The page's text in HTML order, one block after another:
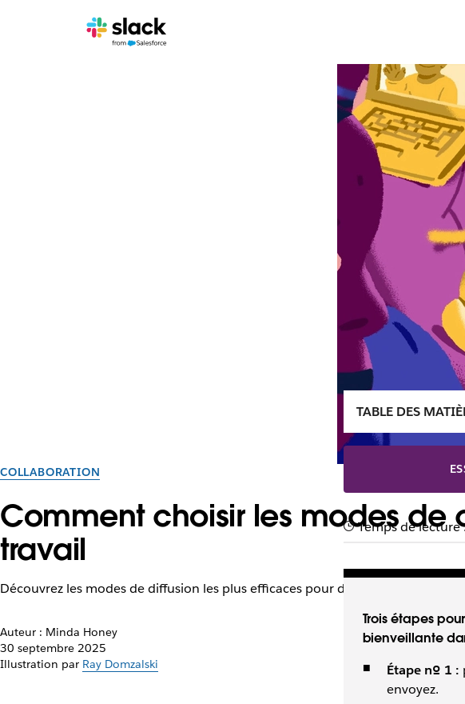
COLLABORATION
Comment choisir les modes
travail
Découvrez les modes de diffusion les plus efficaces pour développer une
Auteur : Minda Honey
30 septembre 2025
Illustration par Ray Domzalski
TABLE DES
Temps de lecture
Trois étapes
bienveillante
Étape nº 1 :
envoyez.